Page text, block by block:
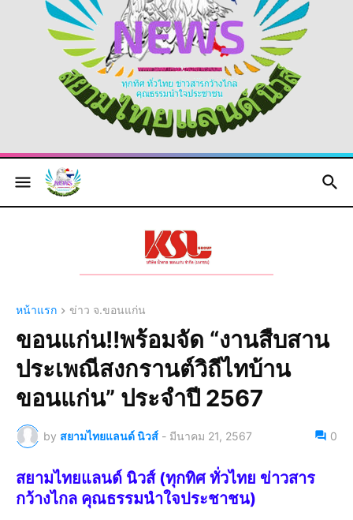
หน้าแรก ข่าว จ.ขอนแก่น
ขอนแก่น!!พร้อมจัด “งานสืบสาน
ประเพณีสงกรานต์วิถีไทบ้าน
ขอนแก่น” ประจำปี 2567
by สยามไทยแลนด์ นิวส์ - มีนาคม 21, 2567 0
สยามไทยแลนด์ นิวส์ (ทุกทิศ ทั่วไทย ข่าวสาร
กว้างไกล คุณธรรมนำใจประชาชน)